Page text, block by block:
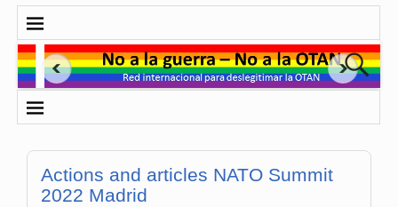
Actions and articles NATO Summit
2022 Madrid